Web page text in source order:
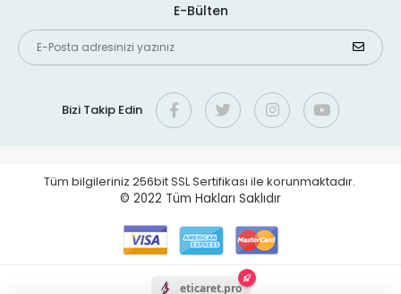
E-Bülten
Bizi Takip Edin
Tüm bilgileriniz 256bit SSL Sertifikası ile korunmaktadır.
© 2022 Tüm Hakları Saklıdır
eticaret.pro